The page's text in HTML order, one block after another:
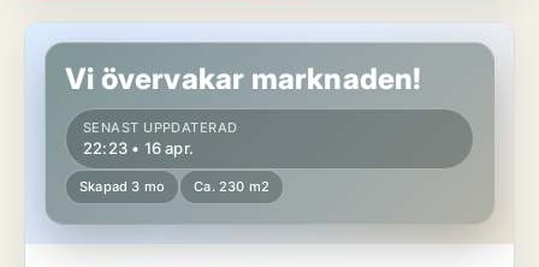
Butikslokal i Eskilstuna
Vi övervakar marknaden!
SENAST UPPDATERAD
22:23 • 16 apr.
Skapad 3 mo Ca. 230 m2